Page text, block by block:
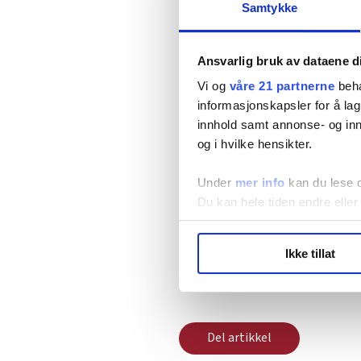
Samtykke
Ansvarlig bruk av dataene
Vi og våre 21 partnerne
informasjonskapsler for å
innhold samt annonse- og
og i hvilke hensikter.
Under mer info kan du lese
Du kan hele tiden endre
LO Medias publikasjoner
hvordan våre nettsider blir
Ikke tillat
innlemme EUs fjerde
Fellesforbundet gikk på sin
av EUs energibyrå Acer.
– Høyresidens framstilling
Europa er feil. Det vi
norsk suverenitet over
Denne artikkelen erover to år
Del artikkel